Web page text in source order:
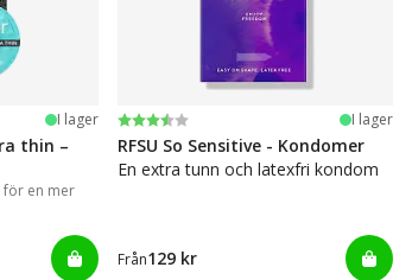
I lager
thin –
för en mer
Betyg:
3.7 utav 5 stjärnor I lager
RFSU So Sensitive - Kondomer
En extra tunn och latexfri kondom
Från129 kr